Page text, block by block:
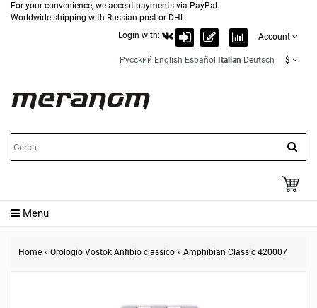
For your convenience, we accept payments via PayPal.
Worldwide shipping with Russian post or DHL.
Login with:
Account
Русский English Español Italian Deutsch $
Menu
Home » Orologio Vostok Anfibio classico » Amphibian Classic 420007